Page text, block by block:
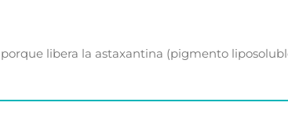
libera la astaxantina (pigmento